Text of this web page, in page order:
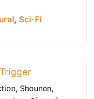
, Sci-Fi
Shounen,